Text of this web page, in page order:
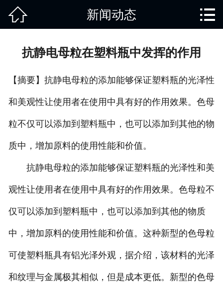
新闻动态
免责说明
 新闻动态 
抗静电母粒在塑料瓶中发挥的作用
【摘要】抗静电母粒的添加能够保证塑料瓶的光泽性
和美观性让使用者在使用中具有好的作用效果。色母
粒不仅可以添加到塑料瓶中，也可以添加到其他的物
质中，增加原料的使用性能和价值。
抗静电母粒的添加能够保证塑料瓶的光泽性和美
观性让使用者在使用中具有好的作用效果。色母粒不
仅可以添加到塑料瓶中，也可以添加到其他的物质
中，增加原料的使用性能和价值。这种新型的色母粒
可使塑料瓶具有铝光泽外观，据介绍，该材料的光泽
和纹理与金属极其相似，但是成本更低。新型的色母